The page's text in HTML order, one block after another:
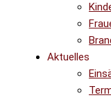
Aktuelles